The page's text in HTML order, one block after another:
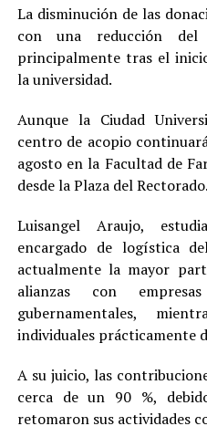
La disminución de las
con una reducción del
principalmente tras el
la universidad.
Aunque la Ciudad
centro de acopio
agosto en la Facultad de
desde la Plaza del Rectorado.
Luisangel Araujo,
encargado de logística
actualmente la mayor
alianzas con
gubernamentales,
individuales prácticamente
A su juicio, las
cerca de un 90 %,
retomaron sus actividades